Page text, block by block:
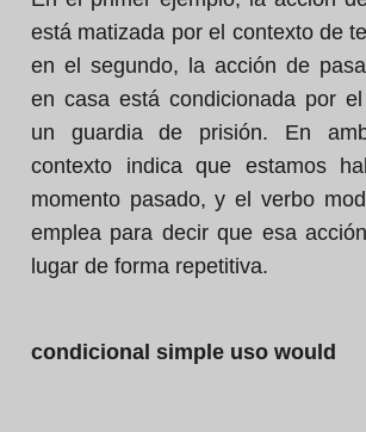
está matizada por el contexto de
en el segundo, la acción de
en casa está condicionada por
un guardia de prisión. En
contexto indica que estamos
momento pasado, y el verbo
emplea para decir que esa
lugar de forma repetitiva.
condicional simple uso would